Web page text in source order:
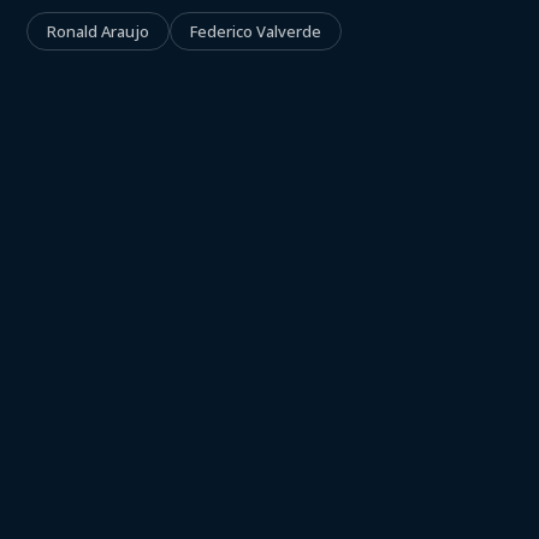
Ronald Araujo Federico Valverde